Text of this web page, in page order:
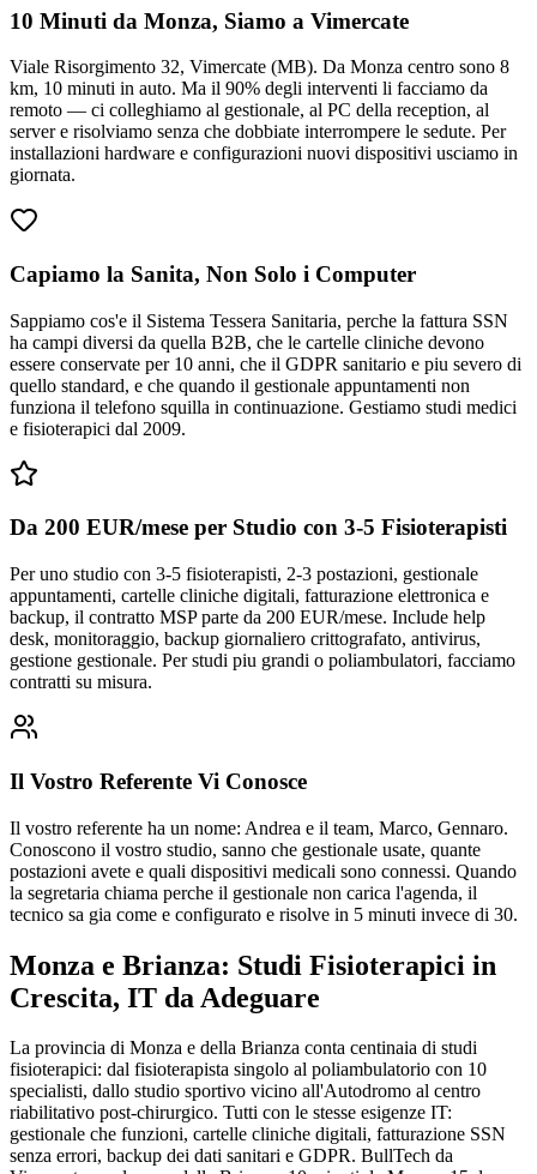
10 Minuti da Monza, Siamo a Vimercate
Viale Risorgimento 32, Vimercate (MB). Da Monza centro sono 8
km, 10 minuti in auto. Ma il 90% degli interventi li facciamo da
remoto — ci colleghiamo al gestionale, al PC della reception, al
server e risolviamo senza che dobbiate interrompere le sedute. Per
installazioni hardware e configurazioni nuovi dispositivi usciamo in
giornata.
Capiamo la Sanita, Non Solo i Computer
Sappiamo cos'e il Sistema Tessera Sanitaria, perche la fattura SSN
ha campi diversi da quella B2B, che le cartelle cliniche devono
essere conservate per 10 anni, che il GDPR sanitario e piu severo di
quello standard, e che quando il gestionale appuntamenti non
funziona il telefono squilla in continuazione. Gestiamo studi medici
e fisioterapici dal 2009.
Da 200 EUR/mese per Studio con 3-5 Fisioterapisti
Per uno studio con 3-5 fisioterapisti, 2-3 postazioni, gestionale
appuntamenti, cartelle cliniche digitali, fatturazione elettronica e
backup, il contratto MSP parte da 200 EUR/mese. Include help
desk, monitoraggio, backup giornaliero crittografato, antivirus,
gestione gestionale. Per studi piu grandi o poliambulatori, facciamo
contratti su misura.
Il Vostro Referente Vi Conosce
Il vostro referente ha un nome: Andrea e il team, Marco, Gennaro.
Conoscono il vostro studio, sanno che gestionale usate, quante
postazioni avete e quali dispositivi medicali sono connessi. Quando
la segretaria chiama perche il gestionale non carica l'agenda, il
tecnico sa gia come e configurato e risolve in 5 minuti invece di 30.
Monza e Brianza: Studi Fisioterapici in
Crescita, IT da Adeguare
La provincia di Monza e della Brianza conta centinaia di studi
fisioterapici: dal fisioterapista singolo al poliambulatorio con 10
specialisti, dallo studio sportivo vicino all'Autodromo al centro
riabilitativo post-chirurgico. Tutti con le stesse esigenze IT:
gestionale che funzioni, cartelle cliniche digitali, fatturazione SSN
senza errori, backup dei dati sanitari e GDPR. BullTech da